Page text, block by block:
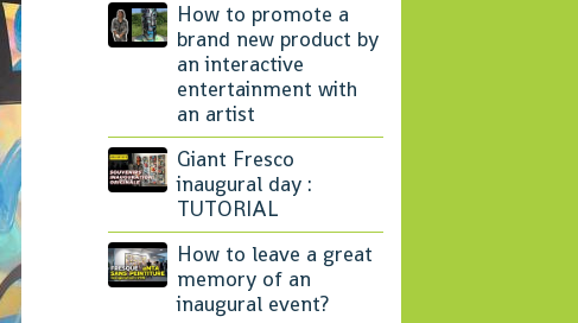
How to promote a
brand new product by
an interactive
entertainment with
an artist
Giant Fresco
inaugural day :
TUTORIAL
How to leave a great
memory of an
inaugural event?